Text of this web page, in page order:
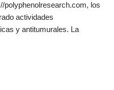
polyphenolresearch.com, los
actividades
y antitumurales. La